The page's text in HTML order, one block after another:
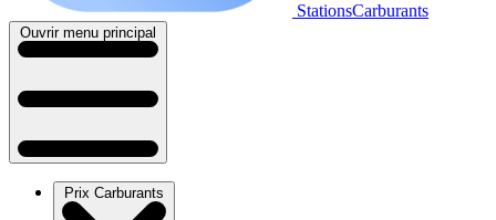
StationsCarburants
Ouvrir menu principal
Prix Carburants